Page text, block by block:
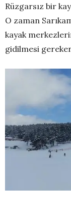
Rüzgarsız bir
O zaman
kayak
gidilmesi